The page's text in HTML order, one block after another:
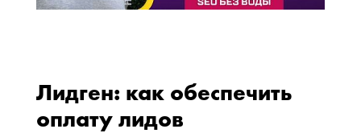
Лидген: как обеспечить
оплату лидов